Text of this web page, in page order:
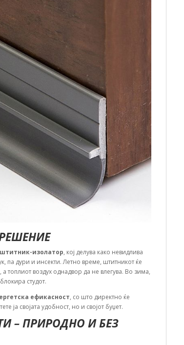
штитник-изолатор, кој делува како невидлива
па дури и инсекти. Летно време, штитникот ќе
топлиот воздух однадвор да не влегува. Во зима,
студот.
ефикасност, со што директно ќе
ја својата удобност, но и својот буџет.
– ПРИРОДНО И БЕЗ